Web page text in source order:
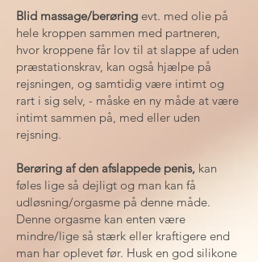
Blid massage/berøring evt. med olie på
hele kroppen sammen med partneren,
hvor kroppene får lov til at slappe af uden
præstationskrav, kan også hjælpe på
rejsningen, og samtidig være intimt og
rart i sig selv, - måske en ny måde at være
intimt sammen på, med eller uden
rejsning.
Berøring af den afslappede penis, kan
føles lige så dejligt og man kan få
udløsning/orgasme på denne måde.
Denne orgasme kan enten være
mindre/lige så stærk eller kraftigere end
man har oplevet før. Husk en god silikone